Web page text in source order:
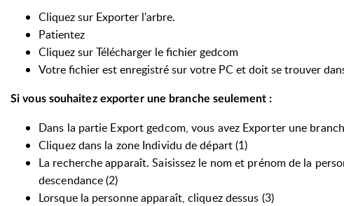
Cliquez sur Exporter l'arbre.
Patientez
Cliquez sur Télécharger le fichier gedcom
Votre fichier est enregistré sur votre PC et doit se trouver
Si vous souhaitez exporter une branche seulement :
Dans la partie Export gedcom, vous avez Exporter une
Cliquez dans la zone Individu de départ (1)
La recherche apparaît. Saisissez le nom et prénom de la
descendance (2)
Lorsque la personne apparaît, cliquez dessus (3)